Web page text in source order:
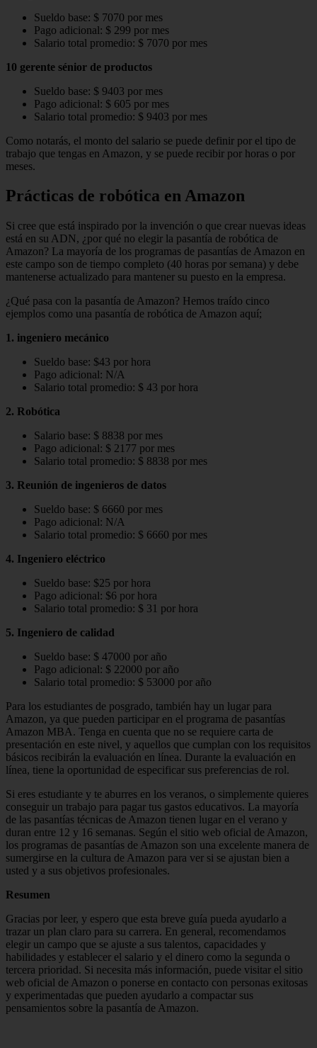
Sueldo base: $ 7070 por mes
Pago adicional: $ 299 por mes
Salario total promedio: $ 7070 por mes
10 gerente sénior de productos
Sueldo base: $ 9403 por mes
Pago adicional: $ 605 por mes
Salario total promedio: $ 9403 por mes
Como notarás, el monto del salario se puede definir por el tipo de
trabajo que tengas en Amazon, y se puede recibir por horas o por
meses.
Prácticas de robótica en Amazon
Si cree que está inspirado por la invención o que crear nuevas ideas
está en su ADN, ¿por qué no elegir la pasantía de robótica de
Amazon? La mayoría de los programas de pasantías de Amazon en
este campo son de tiempo completo (40 horas por semana) y debe
mantenerse actualizado para mantener su puesto en la empresa.
¿Qué pasa con la pasantía de Amazon? Hemos traído cinco
ejemplos como una pasantía de robótica de Amazon aquí;
1. ingeniero mecánico
Sueldo base: $43 por hora
Pago adicional: N/A
Salario total promedio: $ 43 por hora
2. Robótica
Salario base: $ 8838 por mes
Pago adicional: $ 2177 por mes
Salario total promedio: $ 8838 por mes
3. Reunión de ingenieros de datos
Sueldo base: $ 6660 por mes
Pago adicional: N/A
Salario total promedio: $ 6660 por mes
4. Ingeniero eléctrico
Sueldo base: $25 por hora
Pago adicional: $6 por hora
Salario total promedio: $ 31 por hora
5. Ingeniero de calidad
Sueldo base: $ 47000 por año
Pago adicional: $ 22000 por año
Salario total promedio: $ 53000 por año
Para los estudiantes de posgrado, también hay un lugar para
Amazon, ya que pueden participar en el programa de pasantías
Amazon MBA. Tenga en cuenta que no se requiere carta de
presentación en este nivel, y aquellos que cumplan con los requisitos
básicos recibirán la evaluación en línea. Durante la evaluación en
línea, tiene la oportunidad de especificar sus preferencias de rol.
Si eres estudiante y te aburres en los veranos, o simplemente quieres
conseguir un trabajo para pagar tus gastos educativos. La mayoría
de las pasantías técnicas de Amazon tienen lugar en el verano y
duran entre 12 y 16 semanas. Según el sitio web oficial de Amazon,
los programas de pasantías de Amazon son una excelente manera de
sumergirse en la cultura de Amazon para ver si se ajustan bien a
usted y a sus objetivos profesionales.
Resumen
Gracias por leer, y espero que esta breve guía pueda ayudarlo a
trazar un plan claro para su carrera. En general, recomendamos
elegir un campo que se ajuste a sus talentos, capacidades y
habilidades y establecer el salario y el dinero como la segunda o
tercera prioridad. Si necesita más información, puede visitar el sitio
web oficial de Amazon o ponerse en contacto con personas exitosas
y experimentadas que pueden ayudarlo a compactar sus
pensamientos sobre la pasantía de Amazon.